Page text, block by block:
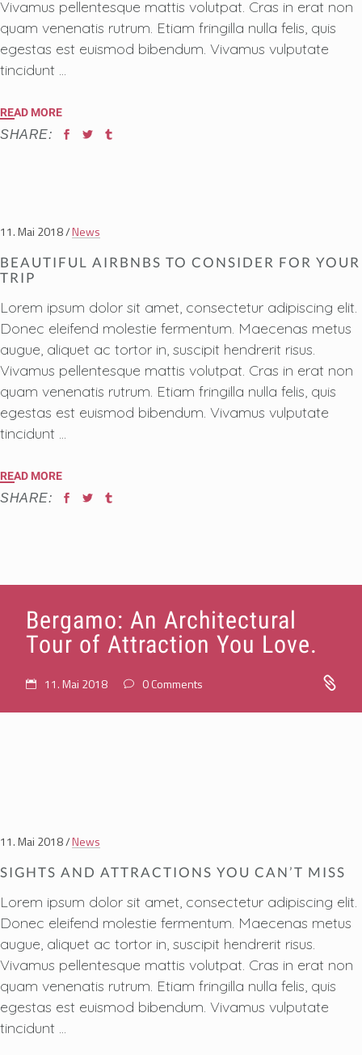
Vivamus pellentesque mattis volutpat. Cras in erat non
quam venenatis rutrum. Etiam fringilla nulla felis, quis
egestas est euismod bibendum. Vivamus vulputate
tincidunt
READ MORE
SHARE:
11. Mai 2018 News
BEAUTIFUL AIRBNBS TO CONSIDER FOR YOUR
TRIP
Lorem ipsum dolor sit amet, consectetur adipiscing elit.
Donec eleifend molestie fermentum. Maecenas metus
augue, aliquet ac tortor in, suscipit hendrerit risus.
Vivamus pellentesque mattis volutpat. Cras in erat non
quam venenatis rutrum. Etiam fringilla nulla felis, quis
egestas est euismod bibendum. Vivamus vulputate
tincidunt
READ MORE
SHARE:
Bergamo: An Architectural
Tour of Attraction You Love.
11. Mai 2018 0 Comments
11. Mai 2018 News
SIGHTS AND ATTRACTIONS YOU CAN’T MISS
Lorem ipsum dolor sit amet, consectetur adipiscing elit.
Donec eleifend molestie fermentum. Maecenas metus
augue, aliquet ac tortor in, suscipit hendrerit risus.
Vivamus pellentesque mattis volutpat. Cras in erat non
quam venenatis rutrum. Etiam fringilla nulla felis, quis
egestas est euismod bibendum. Vivamus vulputate
tincidunt